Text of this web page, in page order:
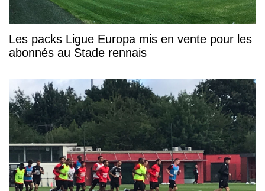
Les packs Ligue Europa mis en vente pour les
abonnés au Stade rennais